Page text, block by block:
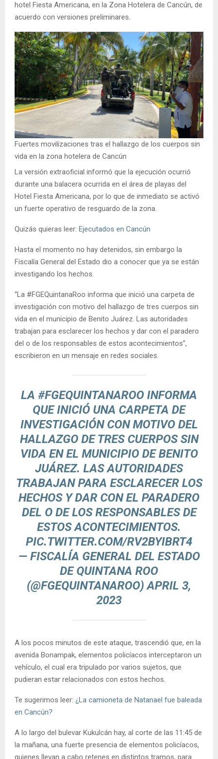
hotel Fiesta Americana, en la Zona Hotelera de Cancún, de
acuerdo con versiones preliminares.
Fuertes movilizaciones tras el hallazgo de los cuerpos sin
vida en la zona hotelera de Cancún
La versión extraoficial informó que la ejecución ocurrió
durante una balacera ocurrida en el área de playas del
Hotel Fiesta Americana, por lo que de inmediato se activó
un fuerte operativo de resguardo de la zona.
Quizás quieras leer: Ejecutados en Cancún
Hasta el momento no hay detenidos, sin embargo la
Fiscalía General del Estado dio a conocer que ya se están
investigando los hechos.
“La #FGEQuintanaRoo informa que inició una carpeta de
investigación con motivo del hallazgo de tres cuerpos sin
vida en el municipio de Benito Juárez. Las autoridades
trabajan para esclarecer los hechos y dar con el paradero
del o de los responsables de estos acontecimientos”,
escribieron en un mensaje en redes sociales.
LA #FGEQUINTANAROO INFORMA
QUE INICIÓ UNA CARPETA DE
INVESTIGACIÓN CON MOTIVO DEL
HALLAZGO DE TRES CUERPOS SIN
VIDA EN EL MUNICIPIO DE BENITO
JUÁREZ. LAS AUTORIDADES
TRABAJAN PARA ESCLARECER LOS
HECHOS Y DAR CON EL PARADERO
DEL O DE LOS RESPONSABLES DE
ESTOS ACONTECIMIENTOS.
PIC.TWITTER.COM/RV2BYIBRT4
— FISCALÍA GENERAL DEL ESTADO
DE QUINTANA ROO
(@FGEQUINTANAROO)APRIL 3,
2023
A los pocos minutos de este ataque, trascendió que, en la
avenida Bonampak, elementos policíacos interceptaron un
vehículo, el cual era tripulado por varios sujetos, que
pudieran estar relacionados con estos hechos.
Te sugerimos leer: ¿La camioneta de Natanael fue baleada
en Cancún?
A lo largo del bulevar Kukulcán hay, al corte de las 11:45 de
la mañana, una fuerte presencia de elementos policíacos,